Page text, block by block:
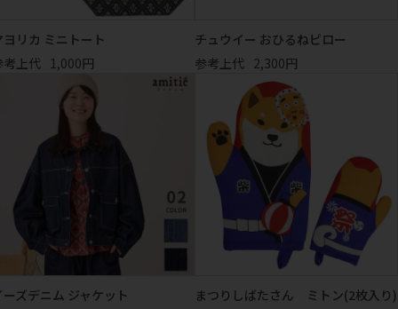
ヨリカ ミニトート
考上代 1,000円
チュウイー おひるねピロー
参考上代 2,300円
ーズデニム ジャケット
まつりしばたさん ミトン(2枚入り)